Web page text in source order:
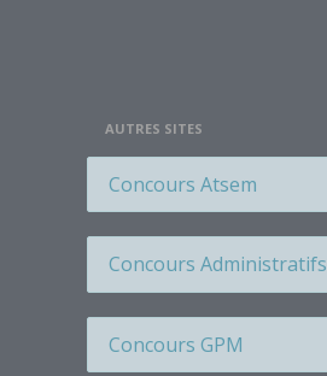
Étiquette
Étiquette
Étiquette
Étiquette
Étiquette
Étiquette
AUTRES SITES
Concours Atsem
Concours Administratifs
Concours GPM